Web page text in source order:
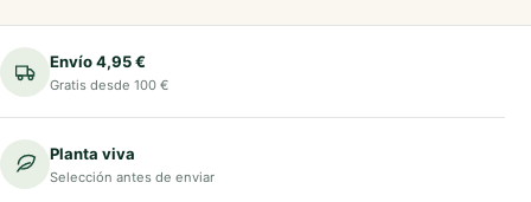
Envío 4,95 €
Gratis desde 100 €
Planta viva
Selección antes de enviar